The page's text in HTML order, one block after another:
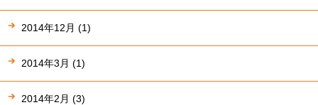
2014年12月 (1)
2014年3月 (1)
2014年2月 (3)